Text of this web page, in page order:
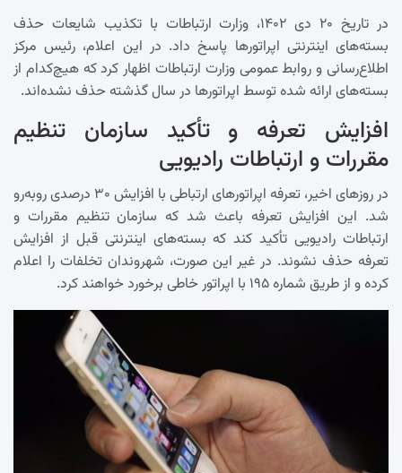
در تاریخ ۲۰ دی ۱۴۰۲، وزارت ارتباطات با تکذیب شایعات حذف
بسته‌های اینترنتی اپراتورها پاسخ داد. در این اعلام، رئیس مرکز
اطلاع‌رسانی و روابط عمومی وزارت ارتباطات اظهار کرد که هیچ‌کدام از
بسته‌های ارائه شده توسط اپراتورها در سال گذشته حذف نشده‌اند.
افزایش تعرفه و تأکید سازمان تنظیم
مقررات و ارتباطات رادیویی
در روزهای اخیر، تعرفه اپراتورهای ارتباطی با افزایش ۳۰ درصدی روبه‌رو
شد. این افزایش تعرفه باعث شد که سازمان تنظیم مقررات و
ارتباطات رادیویی تأکید کند که بسته‌های اینترنتی قبل از افزایش
تعرفه حذف نشوند. در غیر این صورت، شهروندان تخلفات را اعلام
کرده و از طریق شماره ۱۹۵ با اپراتور خاطی برخورد خواهند کرد.